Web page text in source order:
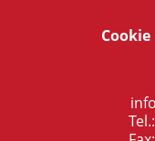
Cookie